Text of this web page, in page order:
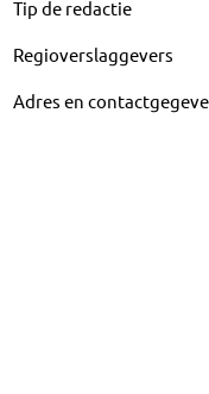
Tip de redactie
Regioverslaggevers
Adres en